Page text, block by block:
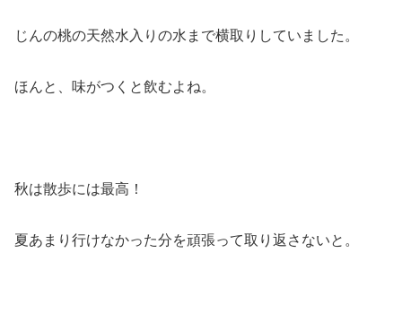
じんの桃の天然水入りの水まで横取りしていました。
ほんと、味がつくと飲むよね。
秋は散歩には最高！
夏あまり行けなかった分を頑張って取り返さないと。